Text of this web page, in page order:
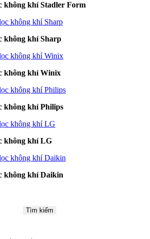
không khí Stadler Form
không khí Sharp
không khí Winix
không khí Philips
không khí LG
không khí Daikin
Tìm kiếm